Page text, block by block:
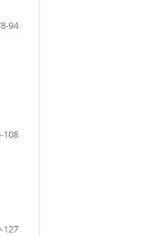
94
108
127